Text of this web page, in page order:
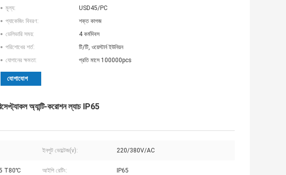
মূল্য:
USD45/PC
প্যাকেজিং বিবরণ:
শক্ত কাগজ
ডেলিভারি সময়:
4 কর্মদিবস
পরিশোধের শর্ত:
টি/টি, ওয়েস্টার্ন ইউনিয়ন
যোগানের ক্ষমতা:
প্রতি মাসে 100000pcs
যোগাযোগ
অ্যান্টি-করোশন ল্যাচ IP65
ইনপুট ভোল্টেজ(v): 220/380V/AC
T80℃ আইপি রেটিং: IP65